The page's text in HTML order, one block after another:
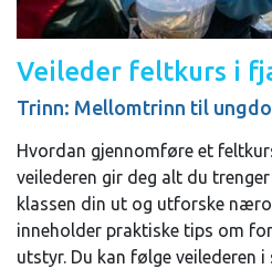
Veileder feltkurs i
Trinn: Mellomtrinn til
Hvordan gjennomføre et
veilederen gir deg alt du
klassen din ut og utforske
inneholder praktiske tips om
utstyr. Du kan følge veilederen i